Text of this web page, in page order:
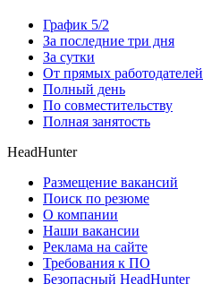
График 5/2
За последние три дня
За сутки
От прямых работодателей
Полный день
По совместительству
Полная занятость
HeadHunter
Размещение вакансий
Поиск по резюме
О компании
Наши вакансии
Реклама на сайте
Требования к ПО
Безопасный HeadHunter